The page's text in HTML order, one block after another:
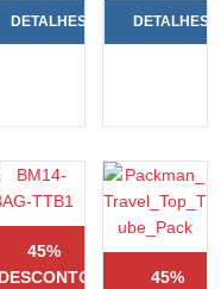
DETALHES DETALHES
45%
DESCONTO
45%